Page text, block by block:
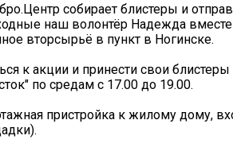
собирает блистеры и
наш волонтёр Надежда вместе
вторсырьё в пункт в Ногинске.
к акции и принести свои
по средам с 17.00 до 19.00.
пристройка к жилому дому,